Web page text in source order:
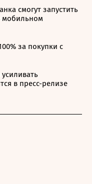
смогут запустить
мобильном
за покупки с
в пресс-релизе